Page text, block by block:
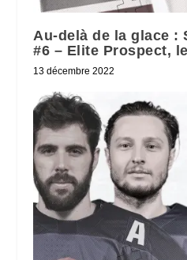
Au-delà de la glace :
#6 – Elite Prospect,
13 décembre 2022